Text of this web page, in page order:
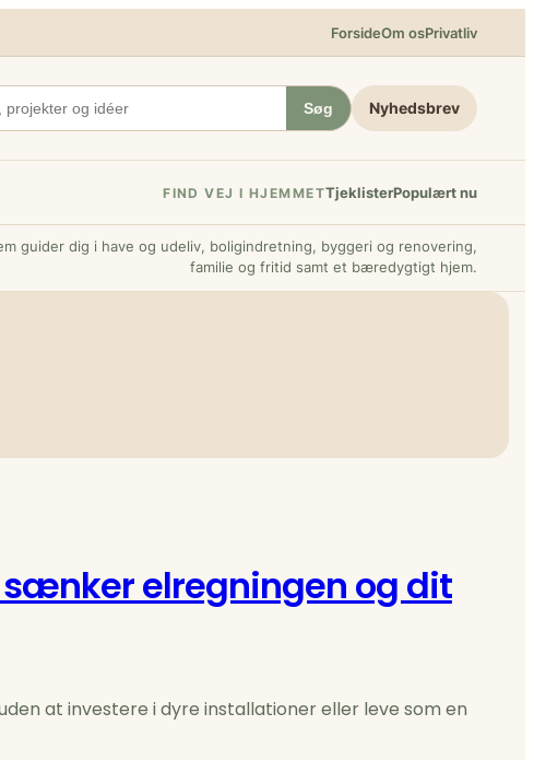
ForsideOm osPrivatliv
Søg Nyhedsbrev
FIND VEJ I HJEMMETTjeklisterPopulært nu
guider dig i have og udeliv, boligindretning, byggeri og renovering,
familie og fritid samt et bæredygtigt hjem.
sænker elregningen og dit
at investere i dyre installationer eller leve som en